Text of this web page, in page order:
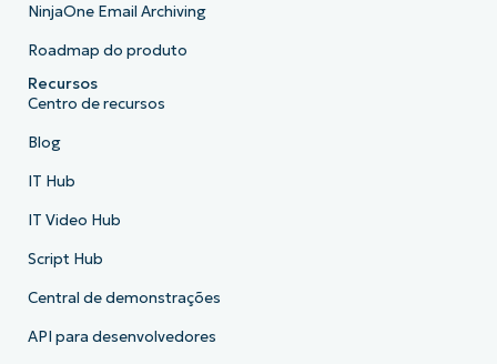
NinjaOne Email Archiving
Roadmap do produto
Recursos
Centro de recursos
Blog
IT Hub
IT Video Hub
Script Hub
Central de demonstrações
API para desenvolvedores